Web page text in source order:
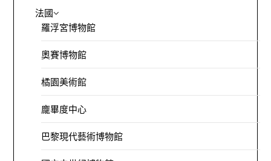
法國
羅浮宮博物館
奧賽博物館
橘園美術館
龐畢度中心
巴黎現代藝術博物館